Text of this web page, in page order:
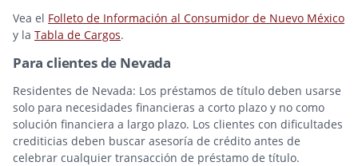
Vea el Folleto de Información al Consumidor de Nuevo México
y la Tabla de Cargos.
Para clientes de Nevada
Residentes de Nevada: Los préstamos de título deben usarse
solo para necesidades financieras a corto plazo y no como
solución financiera a largo plazo. Los clientes con dificultades
crediticias deben buscar asesoría de crédito antes de
celebrar cualquier transacción de préstamo de título.